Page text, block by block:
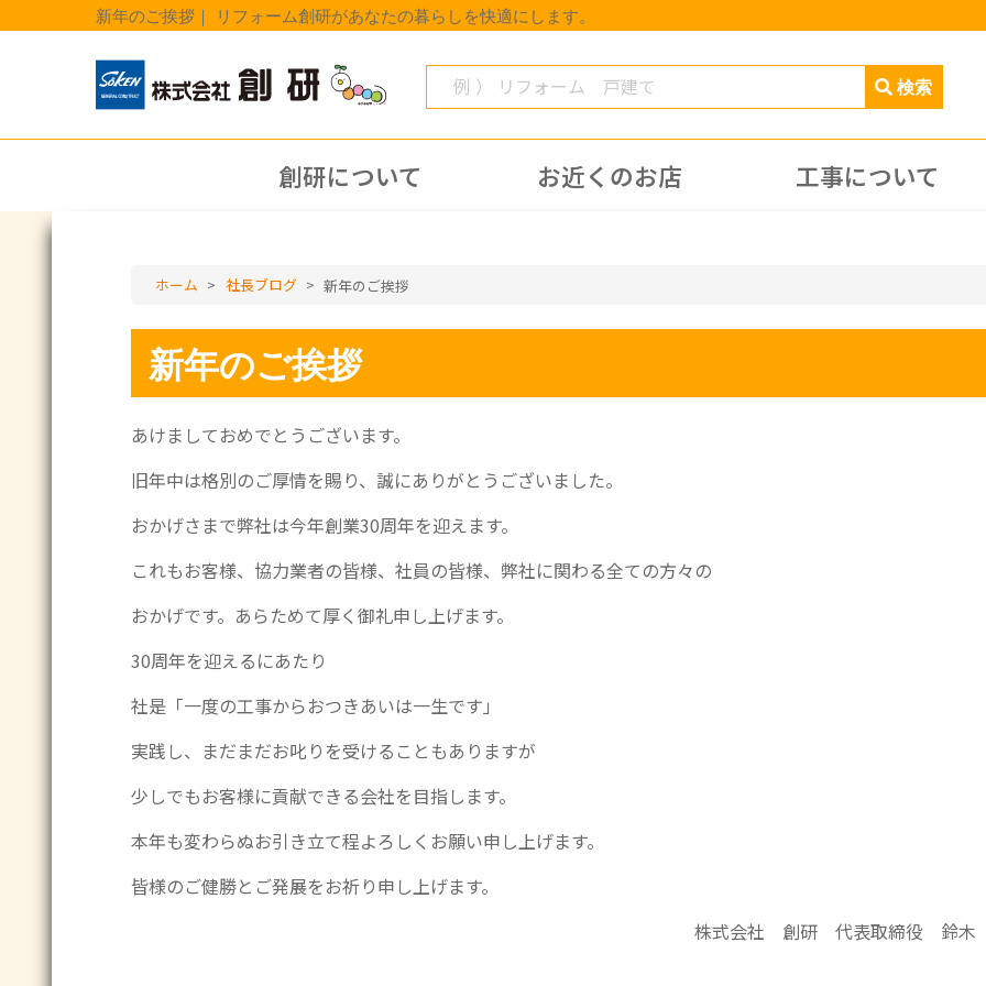
新年のご挨拶｜ リフォーム創研があなたの暮らしを快適にします。
創研について お近くのお店 工事について
ホーム > 社長ブログ > 新年のご挨拶
新年のご挨拶
あけましておめでとうございます。
旧年中は格別のご厚情を賜り、誠にありがとうございました。
おかげさまで弊社は今年創業30周年を迎えます。
これもお客様、協力業者の皆様、社員の皆様、弊社に関わる全ての方々の
おかげです。あらためて厚く御礼申し上げます。
30周年を迎えるにあたり
社是「一度の工事からおつきあいは一生です」
実践し、まだまだお叱りを受けることもありますが
少しでもお客様に貢献できる会社を目指します。
本年も変わらぬお引き立て程よろしくお願い申し上げます。
皆様のご健勝とご発展をお祈り申し上げます。
株式会社 創研 代表取締役 鈴木